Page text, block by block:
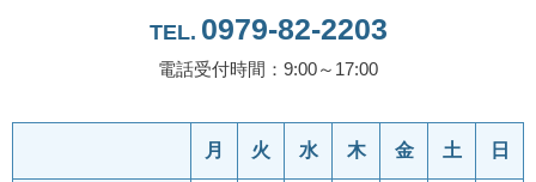
TEL. 0979-82-2203
電話受付時間：9:00～17:00
月 火 水 木 金 土 日